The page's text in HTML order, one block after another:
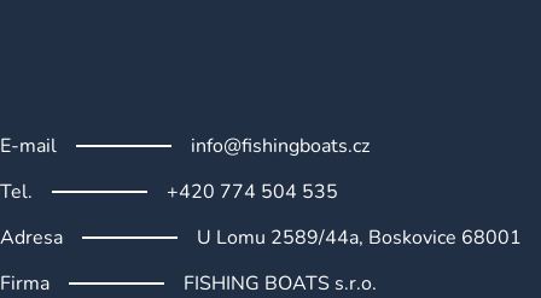
ý
p
i
u
E-mail
info@fishingboats.cz
Tel.
+420 774 504 535
Adresa
U Lomu 2589/44a, Boskovice 68001
Firma
FISHING BOATS s.r.o.